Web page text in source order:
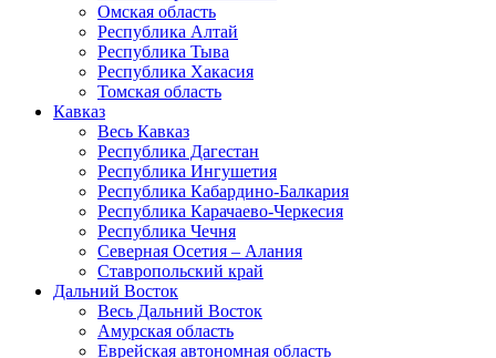
Омская область
Республика Алтай
Республика Тыва
Республика Хакасия
Томская область
Кавказ
Весь Кавказ
Республика Дагестан
Республика Ингушетия
Республика Кабардино-Балкария
Республика Карачаево-Черкесия
Республика Чечня
Северная Осетия – Алания
Ставропольский край
Дальний Восток
Весь Дальний Восток
Амурская область
Еврейская автономная область